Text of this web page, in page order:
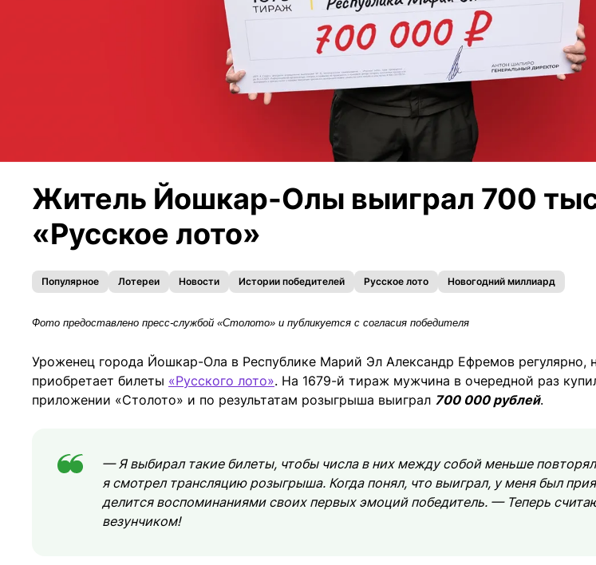
Житель Йошкар-Олы выиграл 700
«Русское лото»
Популярное Лотереи Новости Истории победителей Русское лото Новогодний миллиард
Фото предоставлено пресс-службой «Столото» и публикуется с согласия победителя
Уроженец города Йошкар-Ола в Республике Марий Эл Александр Ефремов регулярно,
приобретает билеты «Русского лото». На 1679-й тираж мужчина в очередной раз
приложении «Столото» и по результатам розыгрыша выиграл 700 000 рублей.
— Я выбирал такие билеты, чтобы числа в них между собой меньше
я смотрел трансляцию розыгрыша. Когда понял, что выиграл, у меня был
делится воспоминаниями своих первых эмоций победитель. — Теперь
везунчиком!